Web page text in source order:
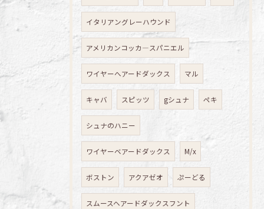
イタリアングレーハウンド
アメリカンコッカ―スパニエル
ワイヤーへアードダックス マル
キャバ スピッツ gシュナ ペキ
シュナのハニー
ワイヤーベアードダックス M/x
ボストン アクアゼオ ぷーどる
スムースヘアードダックスフント